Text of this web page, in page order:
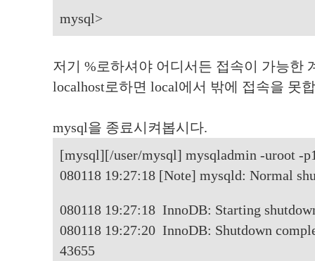
mysql>
저기 %로하셔야 어디서든 접속이 가능한
localhost로하면 local에서 밖에 접속을 못
mysql을 종료시켜봅시다.
[mysql][/user/mysql] mysqladmin -uroot -
080118 19:27:18 [Note] mysqld: Normal
080118 19:27:18 InnoDB: Starting
080118 19:27:20 InnoDB: Shutdown
43655